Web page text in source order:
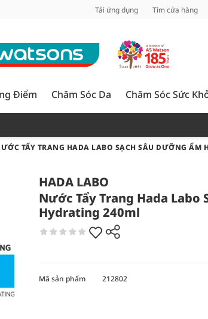
Minh Tải ứng dụng Tìm cửa hàng
Điểm Chăm Sóc Da Chăm Sóc Sức
TẨY TRANG HADA LABO SẠCH SÂU DƯỠNG ẨM
HADA LABO
Nước Tẩy Trang Hada Labo
Hydrating 240ml
Mã sản phẩm 212802